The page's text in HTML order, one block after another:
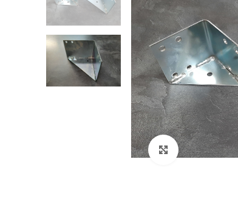
Klikni za veći